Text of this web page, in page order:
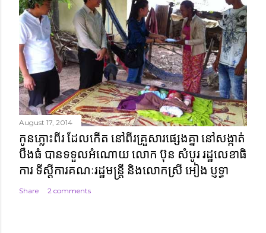
August 17, 2014
កូនភ្លោះពីរ ដែលកើត នៅពីរគ្រួសារផ្សេងគ្នា នៅសង្កាត់
បឹងធំ បានទទួលអំណោយ លោក ប៊ុន សំបូរ រដ្ឋលេខាធិ
ការ ទីស្តីការគណៈរដ្ឋមន្ត្រី និងលោកស្រី អៀង ប្ញទ្ធា
Share 2 comments